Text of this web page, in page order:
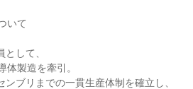
いて
して、
体製造を牽引。
ブリまでの一貫生産体制を確立し、